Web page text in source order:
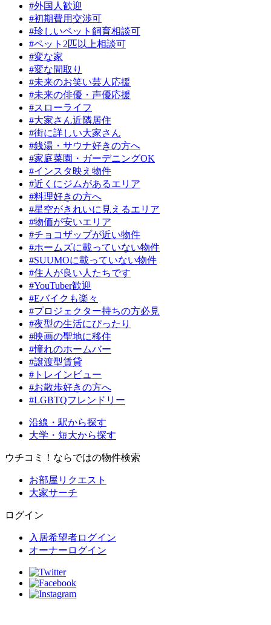
#外国人歓迎
#初期費用交渉可
#珍しいペット飼育相談可
#ペット2匹以上相談可
#変な家
#変な間取り
#未来のお笑い芸人応援
#未来の俳優・声優応援
#スローライフ
#大家さん近隣居住
#街に詳しい大家さん
#銭湯・サウナ好きの方へ
#家庭菜園・ガーデニングOK
#インスタ映え物件
#近くにジムがあるエリア
#料理好きの方へ
#星空がきれいに見えるエリア
#物価が安いエリア
#チョコザップが近い物件
#ホームズに載っていない物件
#SUUMOに載っていない物件
#住人が良い人たちです
#YouTuber歓迎
#Eバイクも楽々
#プロジェクター持ちの方必見
#夜型の生活にぴったり
#映画の聖地に移住
#憧れのホームバー
#譲渡型賃貸
#トレインビュー
#お散歩好きの方へ
#LGBTQフレンドリー
沿線・駅から探す
大学・短大から探す
ウチコミ！ならではの物件検索
お部屋リクエスト
大家サーチ
ログイン
入居希望者ログイン
オーナーログイン